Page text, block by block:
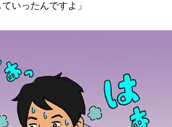
いったんですよ」